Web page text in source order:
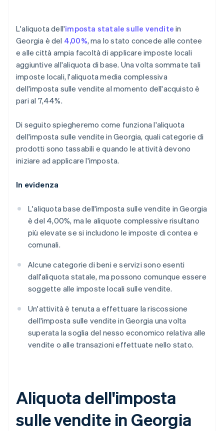
L'aliquota dell'imposta statale sulle vendite in
Georgia è del 4,00%, ma lo stato concede alle contee
e alle città ampia facoltà di applicare imposte locali
aggiuntive all'aliquota di base. Una volta sommate tali
imposte locali, l'aliquota media complessiva
dell'imposta sulle vendite al momento dell'acquisto è
pari al 7,44%.
Di seguito spiegheremo come funziona l'aliquota
dell'imposta sulle vendite in Georgia, quali categorie di
prodotti sono tassabili e quando le attività devono
iniziare ad applicare l'imposta.
In evidenza
L'aliquota base dell'imposta sulle vendite in Georgia
è del 4,00%, ma le aliquote complessive risultano
più elevate se si includono le imposte di contea e
comunali.
Alcune categorie di beni e servizi sono esenti
dall'aliquota statale, ma possono comunque essere
soggette alle imposte locali sulle vendite.
Un'attività è tenuta a effettuare la riscossione
dell'imposta sulle vendite in Georgia una volta
superata la soglia del nesso economico relativa alle
vendite o alle transazioni effettuate nello stato.
Aliquota dell'imposta
sulle vendite in Georgia